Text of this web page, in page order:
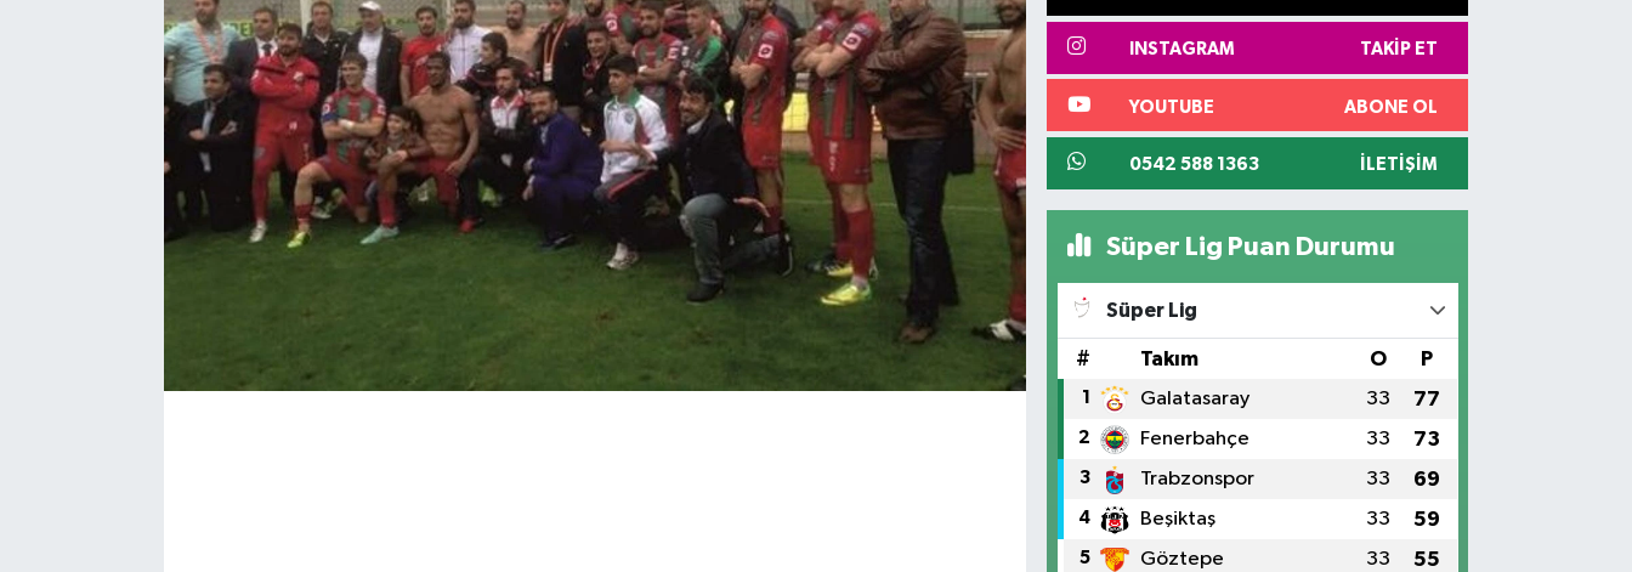
INSTAGRAM TAKIP ET
YOUTUBE ABONE OL
0542 588 1363 İLETIŞIM
Süper Lig Puan Durumu
Süper Lig
# Takım O P
1 Galatasaray 33 77
2 Fenerbahçe 33 73
3 Trabzonspor 33 69
4 Beşiktaş 33 59
5 Göztepe 33 55